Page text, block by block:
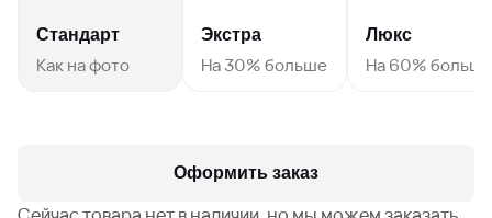
Стандарт
Как на фото
Экстра
На 30% больше
Люкс
На 60% больше
Оформить заказ